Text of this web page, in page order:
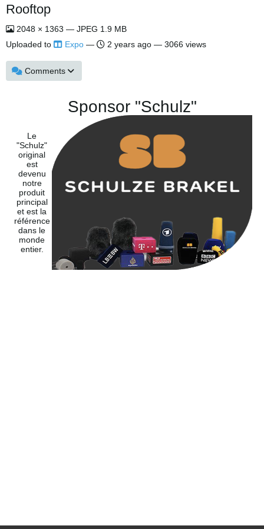
Rooftop
2048 × 1363 — JPEG 1.9 MB
Uploaded to
Expo — 2 years ago — 3066 views
Comments
Sponsor "Schulz"
Le
"Schulz"
original
est
devenu
notre
produit
principal
et est la
référence
dans le
monde
entier.